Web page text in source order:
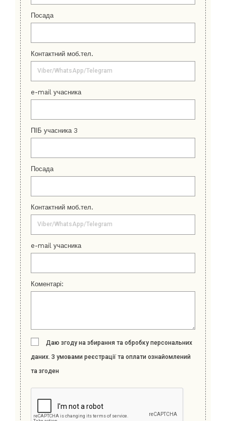
Посада
Контактний моб.тел.
e-mail учасника
ПІБ учасника 3
Посада
Контактний моб.тел.
e-mail учасника
Коментарі:
Даю згоду на збирання та обробку персональних
даних. З умовами реєстрації та оплати ознайомлений
та згоден